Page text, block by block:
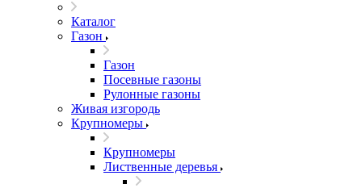
Каталог
Газон
Газон
Посевные газоны
Рулонные газоны
Живая изгородь
Крупномеры
Крупномеры
Лиственные деревья